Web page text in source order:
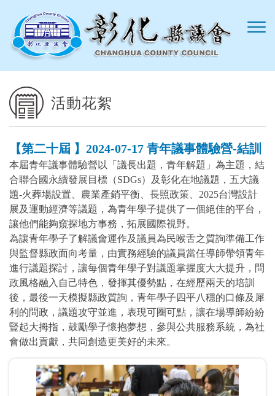
活動花絮
【第二十屆 】2024-07-17 青年議事體驗營-結訓
本屆青年議事體驗營以「議長出題，青年解題」為主題，結
合聯合國永續發展目標（SDGs）及彰化在地議題，五大議
題-火葬場設置、農業產銷平衡、長照政策、2025台灣設計
展及運動經濟等議題，為青年學子提供了一個絕佳的平台，
讓他們能夠窺探地方事務，拓展國際視野。
為讓青年學子了解議會運作及議員為民喉舌之質詢準備工作
與監督縣政面向考量，由實務經驗的議員當任導師帶領青年
進行議題探討，讓每個青年學子對議題掌握度大大提升，問
政風格融入自己特色，發揮其優勢點，在經歷兩天的培訓
後，最後一天模擬縣政質詢，青年學子四平八穩的口條及犀
利的問政，議題攻守並進，表現可圈可點，讓在場導師紛紛
豎起大拇指，鼓勵學子懷抱夢想，參與公共服務系統，為社
會做出貢獻，共同創造更美好的未來。